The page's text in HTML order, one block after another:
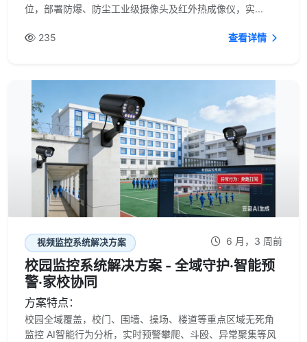
位，部署防爆、防尘工业级摄像头及红外热成像仪，实...
235 查看详情
视频监控系统解决方案 6 月，3 周前
校园监控系统解决方案 - 全域守护·智能预
警·家校协同
方案特点：
校园全域覆盖，校门、围墙、操场、楼道等重点区域无死角
监控 AI智能行为分析，实时预警攀爬、斗殴、异常聚集等风